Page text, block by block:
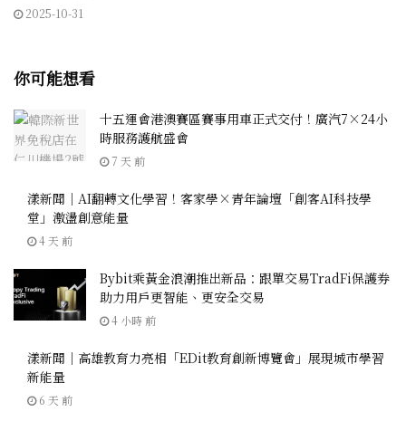
2025-10-31
你可能想看
十五運會港澳賽區賽事用車正式交付！廣汽7×24小
時服務護航盛會
7 天 前
漾新聞｜AI翻轉文化學習！客家學×青年論壇「創客AI科技學
堂」激盪創意能量
4 天 前
Bybit乘黃金浪潮推出新品：跟單交易TradFi保護券
助力用戶更智能、更安全交易
4 小時 前
漾新聞｜高雄教育力亮相「EDit教育創新博覽會」展現城市學習
新能量
6 天 前